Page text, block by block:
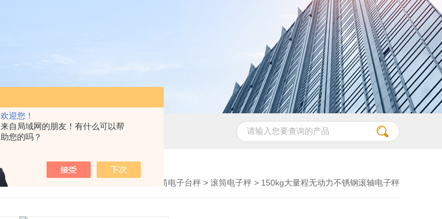
欢迎您！
来自局域网的朋友！有什么可以帮
助您的吗？
主营产品：巨天工业电子秤，智能电子秤，智能配方秤，智慧收货秤，自动称重机，精密电子天平，电子台秤，电子地磅，电子桌秤，在线称重设备等衡器的软硬件研发与非标定制
流水线操作滚筒电子台秤 > 滚筒电子秤 > 150kg大量程无动力不锈钢滚轴电子秤